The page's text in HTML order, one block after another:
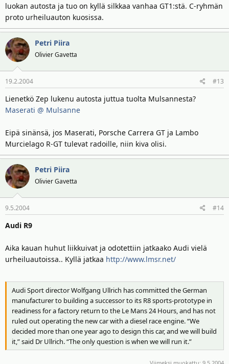
luokan autosta ja tuo on kyllä silkkaa vanhaa GT1:stä. C-ryhmän
proto urheiluauton kuosissa.
Petri Piira
Olivier Gavetta
19.2.2004 #13
Lienetkö Zep lukenu autosta juttua tuolta Mulsannesta?
Maserati @ Mulsanne
Eipä sinänsä, jos Maserati, Porsche Carrera GT ja Lambo
Murcielago R-GT tulevat radoille, niin kiva olisi.
Petri Piira
Olivier Gavetta
9.5.2004 #14
Audi R9
Aika kauan huhut liikkuivat ja odotettiin jatkaako Audi vielä
urheiluautoissa.. Kyllä jatkaa http://www.lmsr.net/
Audi Sport director Wolfgang Ullrich has committed the German
manufacturer to building a successor to its R8 sports-prototype in
readiness for a factory return to the Le Mans 24 Hours, and has not
ruled out operating the new car with a diesel race engine. “We
decided more than one year ago to design this car, and we will build
it,” said Dr Ullrich. “The only question is when we will run it.”